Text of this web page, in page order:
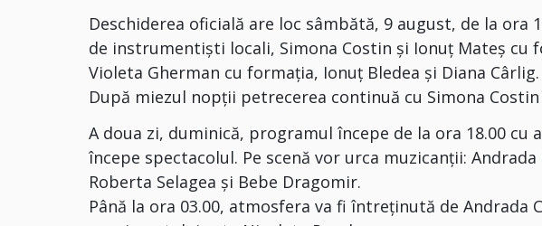
Deschiderea oficială are loc sâmbătă, 9 august, de la
de instrumentiști locali, Simona Costin și Ionuț Mateș cu
Violeta Gherman cu formația, Ionuț Bledea și Diana Cârlig.
După miezul nopții petrecerea continuă cu Simona
A doua zi, duminică, programul începe de la ora 18.00 cu
începe spectacolul. Pe scenă vor urca muzicanții:
Roberta Selagea și Bebe Dragomir.
Până la ora 03.00, atmosfera va fi întreținută de Andrada